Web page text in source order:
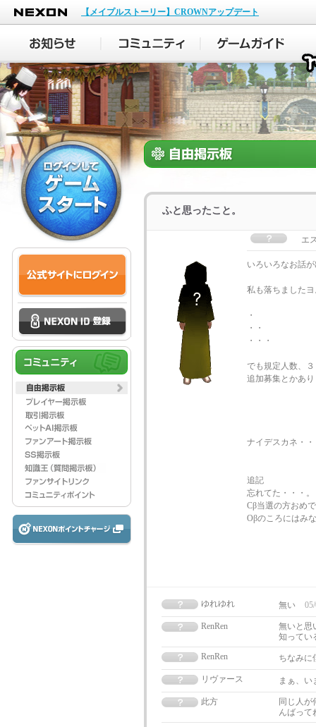
NEXON
【メイプルストーリー】CROWNアップデート
ふと思ったこと。
エ
いろいろなお話
私も落ちましたヨ
・
・・
・・・
でも規定人数、
追加募集とかあ
ナイデスカネ・・
追記
忘れてた・・・。
Cβ当選の方おめ
Oβのころにはみ
ゆれゆれ 無い
RenRen
無いと思
知ってい
RenRen
ちなみに
リヴァース まぁ、
此方
同じ人が
んばって